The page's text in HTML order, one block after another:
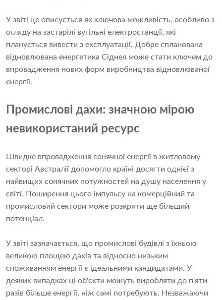
У звіті це описується як ключова можливість, особливо з
огляду на застарілі вугільні електростанції, які
планується вивести з експлуатації. Добре спланована
відновлювана енергетика Сіднея може стати ключем до
впровадження нових форм виробництва відновлюваної
енергії.
Промислові дахи: значною мірою
невикористаний ресурс
Швидке впровадження сонячної енергії в житловому
секторі Австралії допомогло країні досягти однієї з
найвищих сонячних потужностей на душу населення у
світі. Поширення цього імпульсу на комерційний та
промисловий сектори може розкрити ще більший
потенціал.
У звіті зазначається, що промислові будівлі з їхньою
великою площею дахів та відносно низьким
споживанням енергії є ідеальними кандидатами. У
деяких випадках ці об'єкти можуть виробляти до п'яти
разів більше енергії, ніж самі потребують. Незважаючи